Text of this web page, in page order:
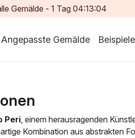
Gemälde - 1 Tag 04:13:03
Angepasste Gemälde Beispiele
Peri, einem herausragenden
Kombination aus abstrakten